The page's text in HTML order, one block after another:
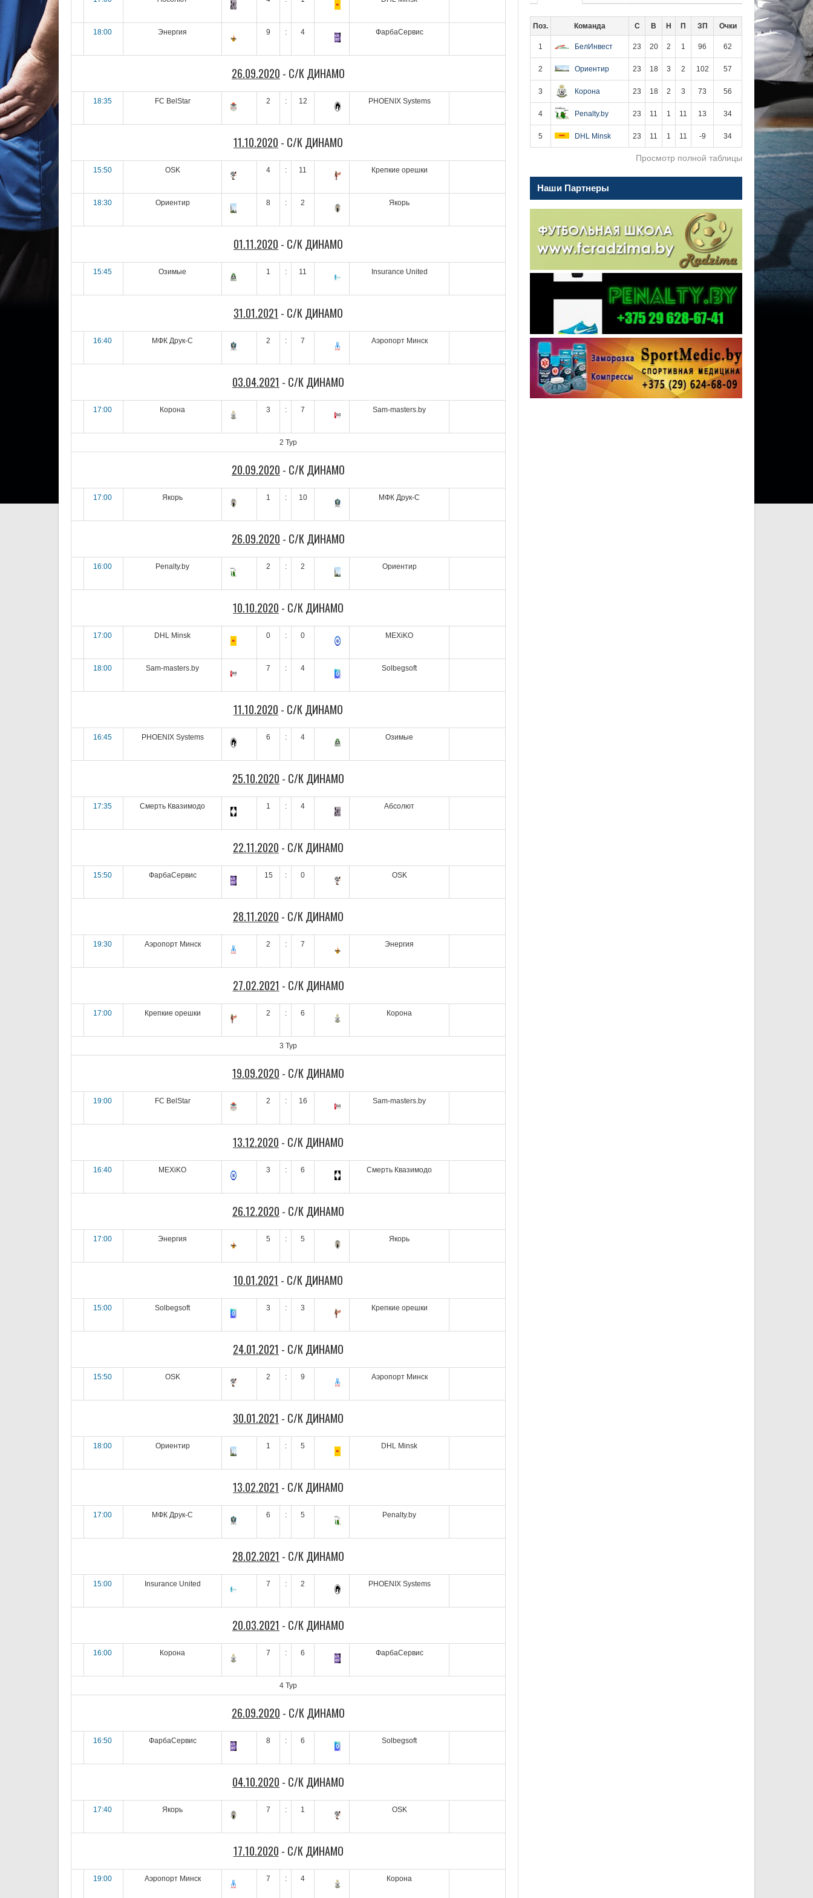
18:00 Энергия 9 : 4 ФарбаСервис
26.09.2020 - С/К ДИНАМО
18:35 FC BelStar 2 : 12 PHOENIX Systems
11.10.2020 - С/К ДИНАМО
15:50 OSK 4 : 11 Крепкие орешки
18:30 Ориентир 8 : 2 Якорь
01.11.2020 - С/К ДИНАМО
15:45 Озимые 1 : 11 Insurance United
31.01.2021 - С/К ДИНАМО
16:40 МФК Друк-С 2 : 7 Аэропорт Минск
03.04.2021 - С/К ДИНАМО
17:00 Корона 3 : 7 Sam-masters.by
2 Тур
20.09.2020 - С/К ДИНАМО
17:00 Якорь 1 : 10 МФК Друк-С
26.09.2020 - С/К ДИНАМО
16:00 Penalty.by 2 : 2 Ориентир
10.10.2020 - С/К ДИНАМО
17:00 DHL Minsk 0 : 0 MEXiKO
18:00 Sam-masters.by 7 : 4 Solbegsoft
11.10.2020 - С/К ДИНАМО
16:45 PHOENIX Systems 6 : 4 Озимые
25.10.2020 - С/К ДИНАМО
17:35 Смерть Квазимодо 1 : 4 Абсолют
22.11.2020 - С/К ДИНАМО
15:50 ФарбаСервис 15 : 0 OSK
28.11.2020 - С/К ДИНАМО
19:30 Аэропорт Минск 2 : 7 Энергия
27.02.2021 - С/К ДИНАМО
17:00 Крепкие орешки 2 : 6 Корона
3 Тур
19.09.2020 - С/К ДИНАМО
19:00 FC BelStar 2 : 16 Sam-masters.by
13.12.2020 - С/К ДИНАМО
16:40 MEXiKO 3 : 6 Смерть Квазимодо
26.12.2020 - С/К ДИНАМО
17:00 Энергия 5 : 5 Якорь
10.01.2021 - С/К ДИНАМО
15:00 Solbegsoft 3 : 3 Крепкие орешки
24.01.2021 - С/К ДИНАМО
15:50 OSK 2 : 9 Аэропорт Минск
30.01.2021 - С/К ДИНАМО
18:00 Ориентир 1 : 5 DHL Minsk
13.02.2021 - С/К ДИНАМО
17:00 МФК Друк-С 6 : 5 Penalty.by
28.02.2021 - С/К ДИНАМО
15:00 Insurance United 7 : 2 PHOENIX Systems
20.03.2021 - С/К ДИНАМО
16:00 Корона 7 : 6 ФарбаСервис
4 Тур
26.09.2020 - С/К ДИНАМО
16:50 ФарбаСервис 8 : 6 Solbegsoft
04.10.2020 - С/К ДИНАМО
17:40 Якорь 7 : 1 OSK
17.10.2020 - С/К ДИНАМО
19:00 Аэропорт Минск 7 : 4 Корона
Поз. Команда С В Н П ЗП Очки
1 БелИнвест 23 20 2 1 96 62
2 Ориентир 23 18 3 2 102 57
3 Корона 23 18 2 3 73 56
4 Penalty.by 23 11 1 11 13 34
5 DHL Minsk 23 11 1 11 -9 34
Просмотр полной таблицы
Наши Партнеры